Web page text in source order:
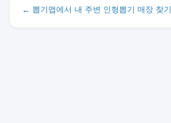
← 뽑기맵에서 내 주변 인형뽑기 매장 찾기